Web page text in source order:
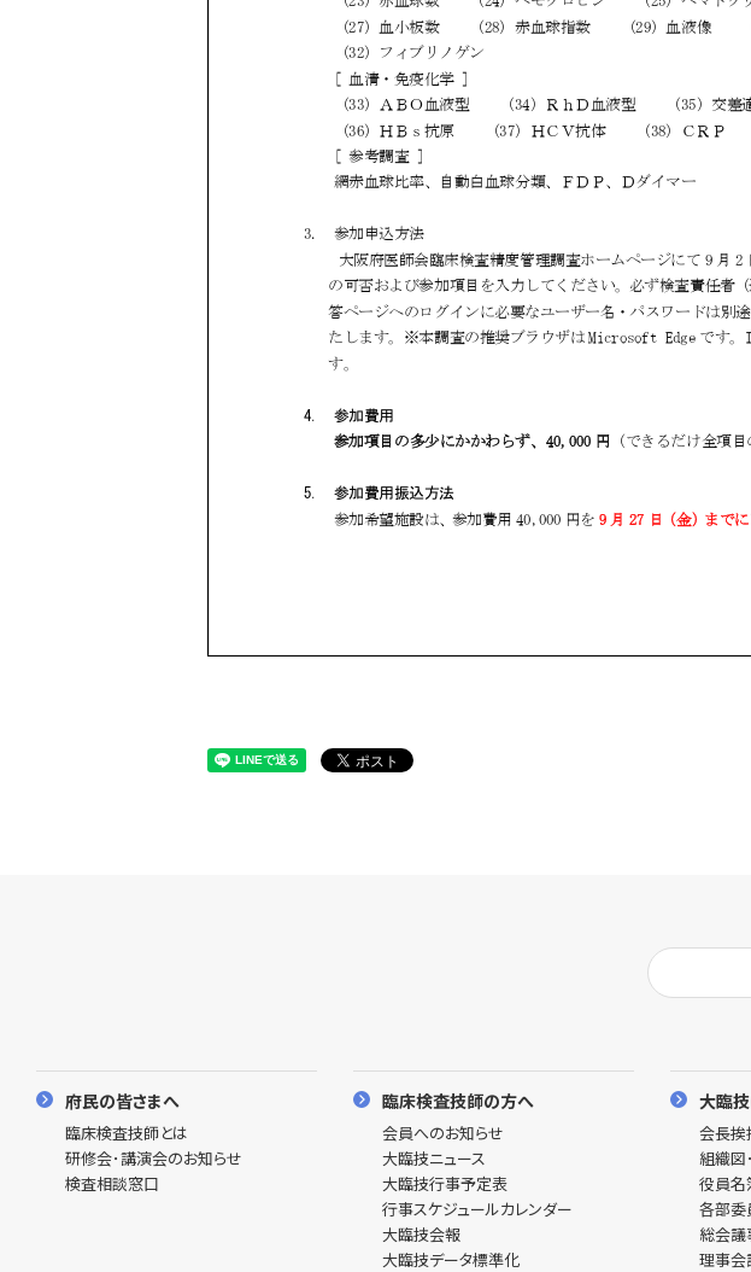
府民の皆さまへ
臨床検査技師とは
研修会･講演会のお知らせ
検査相談窓口
臨床検査技師の方へ
会員へのお知らせ
大臨技ニュース
大臨技行事予定表
行事スケジュールカレンダー
大臨技会報
大臨技データ標準化
大臨
会長
組織
役員
各部
総会
理事